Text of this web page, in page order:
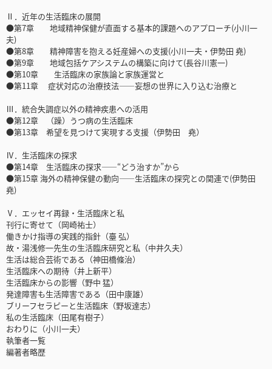
Ⅱ．近年の生活臨床の展開
●第7章 地域精神保健が直面する基本的課題へのアプローチ(小川一
夫)
●第8章 精神障害を抱える妊産婦への支援(小川一夫・伊勢田 堯)
●第9章 地域包括ケアシステムの構築に向けて(長谷川憲一)
●第10章 生活臨床の家族論と家族運営と
●第11章 症状対応の治療技法――妄想の世界に入り込む治療と
Ⅲ．統合失調症以外の精神疾患への活用
●第12章 （躁）うつ病の生活臨床
●第13章 希望を見つけて実現する支援（伊勢田 堯）
Ⅳ．生活臨床の探求
●第14章 生活臨床の探求――“どう治すか”から
●第15章 海外の精神保健の動向――生活臨床の探究との関連で(伊勢田
堯)
Ⅴ．エッセイ再録・生活臨床と私
刊行に寄せて（岡崎祐士）
働きかけ指導の実践的指針（臺 弘）
故・湯浅修一先生の生活臨床研究と私（中井久夫）
生活は総合芸術である（神田橋條治）
生活臨床への期待（井上新平）
生活臨床からの影響（野中 猛）
発達障害も生活障害である（田中康雄）
ブリーフセラピーと生活臨床（野坂達志）
私の生活臨床（田尾有樹子）
おわりに（小川一夫）
執筆者一覧
編著者略歴